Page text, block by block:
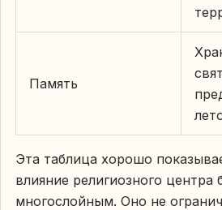
Память
Эта таблица хорошо
влияние религиозного центра
многослойным. Оно не